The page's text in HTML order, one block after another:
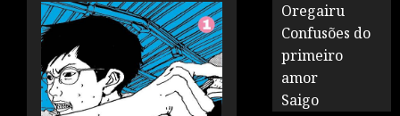
Oregairu
Confusões do
primeiro
amor
Saigo